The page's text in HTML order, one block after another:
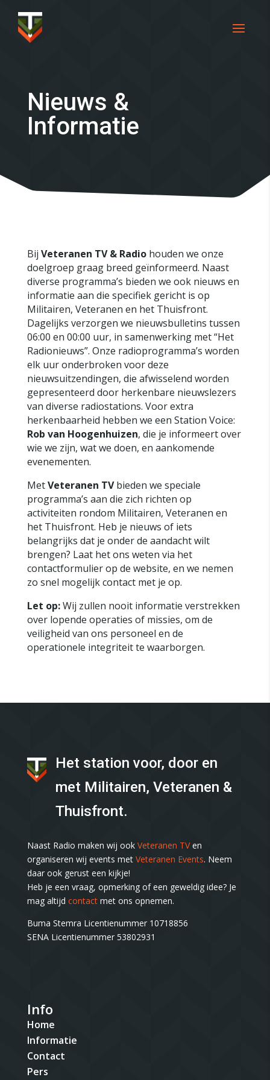
Nieuws &
Informatie
Bij Veteranen TV & Radiohouden we onze
doelgroep graag breed geïnformeerd. Naast
diverse programma’s bieden we ook nieuws en
informatie aan die specifiek gericht is op
Militairen, Veteranen en het Thuisfront.
Dagelijks verzorgen we nieuwsbulletins tussen
06:00 en 00:00 uur, in samenwerking met “Het
Radionieuws”. Onze radioprogramma’s worden
elk uur onderbroken voor deze
nieuwsuitzendingen, die afwisselend worden
gepresenteerd door herkenbare nieuwslezers
van diverse radiostations. Voor extra
herkenbaarheid hebben we een Station Voice:
Rob van Hoogenhuizen, die je informeert over
wie we zijn, wat we doen, en aankomende
evenementen.
MetVeteranen TVbieden we speciale
programma’s aan die zich richten op
activiteiten rondom Militairen, Veteranen en
het Thuisfront. Heb je nieuws of iets
belangrijks dat je onder de aandacht wilt
brengen? Laat het ons weten via het
contactformulier op de website, en we nemen
zo snel mogelijk contact met je op.
Let op:Wij zullen nooit informatie verstrekken
over lopende operaties of missies, om de
veiligheid van ons personeel en de
operationele integriteit te waarborgen.
Het station voor, door en
met Militairen, Veteranen &
Thuisfront.
Naast Radio maken wij ook Veteranen TVen
organiseren wij events met Veteranen Events. Neem
daar ook gerust een kijkje!
Heb je een vraag, opmerking of een geweldig idee? Je
mag altijd contactmet ons opnemen.
Buma Stemra Licentienummer 10718856
SENA Licentienummer 53802931
Info
Home
Informatie
Contact
Pers